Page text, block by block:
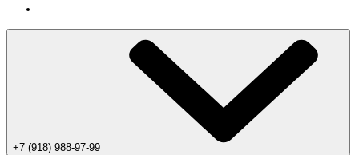
+7 (918) 988-97-99